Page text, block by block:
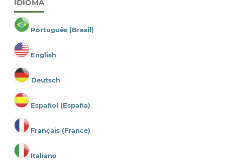
IDIOMA
Português (Brasil)
English
Deutsch
Español (España)
Français (France)
Italiano